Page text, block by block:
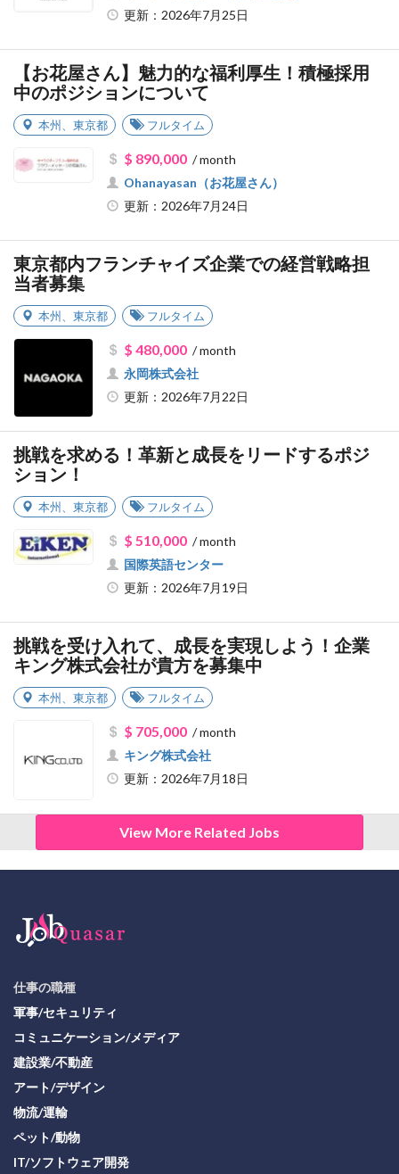
更新：2026年7月25日
【お花屋さん】魅力的な福利厚生！積極採用
中のポジションについて
本州 東京都 フルタイム
$ 890,000/ month
Ohanayasan（お花屋さん）
更新：2026年7月24日
東京都内フランチャイズ企業での経営戦略担
当者募集
本州 東京都 フルタイム
$ 480,000/ month
永岡株式会社
更新：2026年7月22日
挑戦を求める！革新と成長をリードするポジ
ション！
本州 東京都 フルタイム
$ 510,000/ month
国際英語センター
更新：2026年7月19日
挑戦を受け入れて、成長を実現しよう！企業
キング株式会社が貴方を募集中
本州 東京都 フルタイム
$ 705,000/ month
キング株式会社
更新：2026年7月18日
View More Related Jobs
仕事の職種
軍事/セキュリティ
コミュニケーション/メディア
建設業/不動産
アート/デザイン
物流/運輸
ペット/動物
IT/ソフトウェア開発